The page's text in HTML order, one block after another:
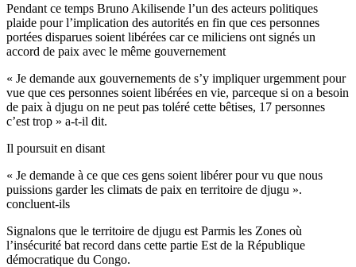
Pendant ce temps Bruno Akilisende l’un des acteurs politiques
plaide pour l’implication des autorités en fin que ces personnes
portées disparues soient libérées car ce miliciens ont signés un
accord de paix avec le même gouvernement
« Je demande aux gouvernements de s’y impliquer urgemment pour
vue que ces personnes soient libérées en vie, parceque si on a besoin
de paix à djugu on ne peut pas toléré cette bêtises, 17 personnes
c’est trop » a-t-il dit.
Il poursuit en disant
« Je demande à ce que ces gens soient libérer pour vu que nous
puissions garder les climats de paix en territoire de djugu ».
concluent-ils
Signalons que le territoire de djugu est Parmis les Zones où
l’insécurité bat record dans cette partie Est de la République
démocratique du Congo.